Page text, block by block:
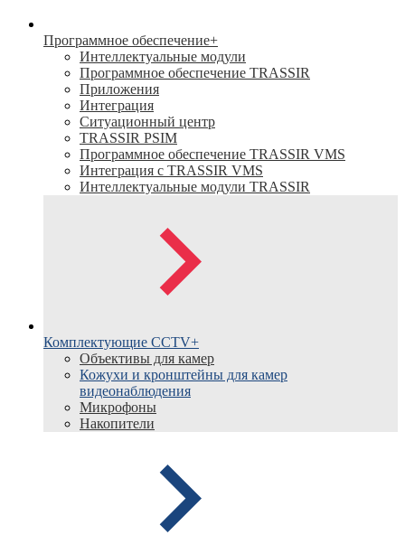
Программное обеспечение+
Интеллектуальные модули
Программное обеспечение TRASSIR
Приложения
Интеграция
Ситуационный центр
TRASSIR PSIM
Программное обеспечение TRASSIR VMS
Интеграция с TRASSIR VMS
Интеллектуальные модули TRASSIR
Комплектующие CCTV+
Объективы для камер
Кожухи и кронштейны для камер
видеонаблюдения
Микрофоны
Накопители